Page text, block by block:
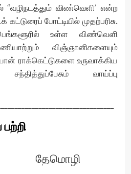
“வழிநடத்தும் விண்வெளி’ என்ற
போட்டியில் முதற்பரிசு.
உள்ள விண்வெளி
விஞ்ஞானிகளையும்
ராக்கெட்டுகளை உருவாக்கிய
சந்தித்துப்பேசும் வாய்ப்பு
தேமொழி